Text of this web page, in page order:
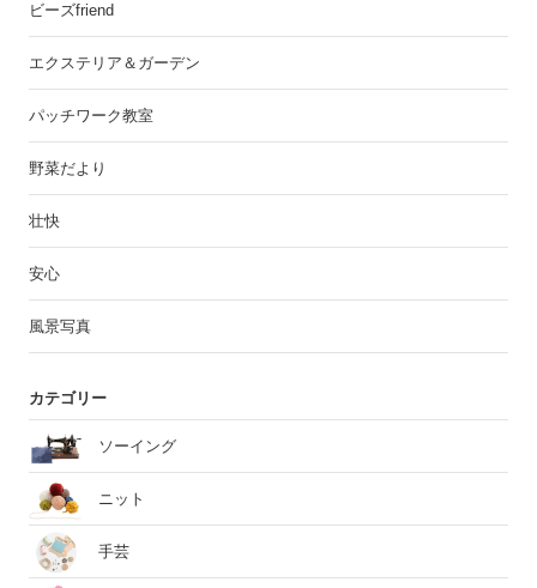
ビーズfriend
エクステリア＆ガーデン
パッチワーク教室
野菜だより
壮快
安心
風景写真
カテゴリー
ソーイング
ニット
手芸